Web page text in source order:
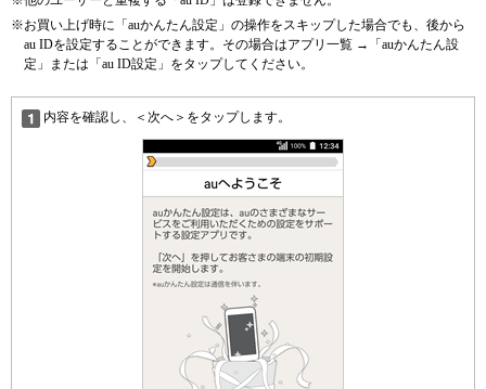
※お買い上げ時に「auかんたん設定」の操作をスキップした場合でも、後から
au IDを設定することができます。その場合はアプリ一覧 →「auかんたん設
定」または「au ID設定」をタップしてください。
内容を確認し、＜次へ＞をタップします。